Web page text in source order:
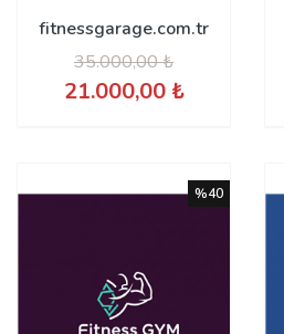
fitnessgarage.com.tr
35.000,00 ₺
21.000,00 ₺
%40